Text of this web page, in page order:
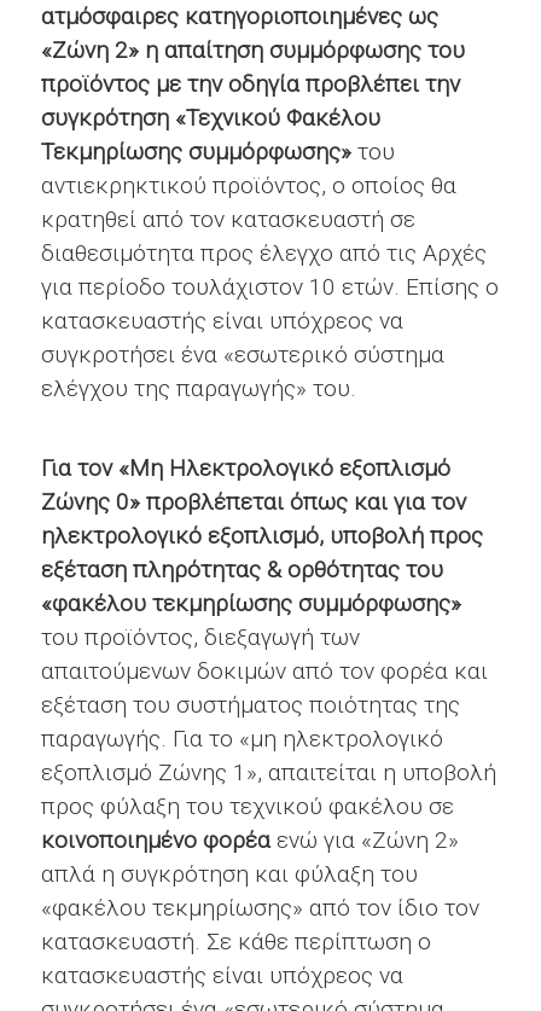
ατμόσφαιρες κατηγοριοποιημένες ως
«Ζώνη 2» η απαίτηση συμμόρφωσης του
προϊόντος με την οδηγία προβλέπει την
συγκρότηση «Τεχνικού Φακέλου
Τεκμηρίωσης συμμόρφωσης»του
αντιεκρηκτικού προϊόντος, ο οποίος θα
κρατηθεί από τον κατασκευαστή σε
διαθεσιμότητα προς έλεγχο από τις Αρχές
για περίοδο τουλάχιστον 10 ετών. Επίσης ο
κατασκευαστής είναι υπόχρεος να
συγκροτήσει ένα «εσωτερικό σύστημα
ελέγχου της παραγωγής» του.
Για τον «Μη Ηλεκτρολογικό εξοπλισμό
Ζώνης 0» προβλέπεται όπως και για τον
ηλεκτρολογικό εξοπλισμό, υποβολή προς
εξέταση πληρότητας & ορθότητας του
«φακέλου τεκμηρίωσης συμμόρφωσης»
του προϊόντος, διεξαγωγή των
απαιτούμενων δοκιμών από τον φορέα και
εξέταση του συστήματος ποιότητας της
παραγωγής. Για το «μη ηλεκτρολογικό
εξοπλισμό Ζώνης 1», απαιτείται η υποβολή
προς φύλαξη του τεχνικού φακέλου σε
κοινοποιημένο φορέαενώ για «Ζώνη 2»
απλά η συγκρότηση και φύλαξη του
«φακέλου τεκμηρίωσης» από τον ίδιο τον
κατασκευαστή. Σε κάθε περίπτωση ο
κατασκευαστής είναι υπόχρεος να